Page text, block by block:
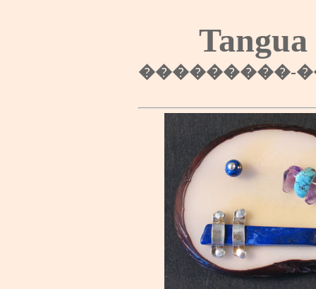
���������-